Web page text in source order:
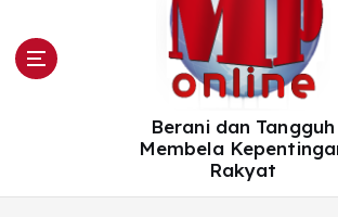
Berani dan Tangguh
Membela
Rakyat